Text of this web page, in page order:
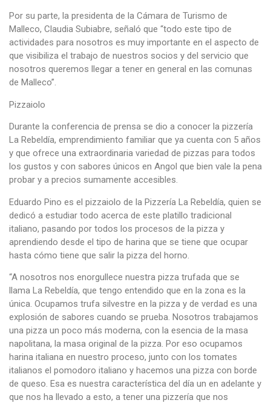
Por su parte, la presidenta de la Cámara de Turismo de
Malleco, Claudia Subiabre, señaló que “todo este tipo de
actividades para nosotros es muy importante en el aspecto de
que visibiliza el trabajo de nuestros socios y del servicio que
nosotros queremos llegar a tener en general en las comunas
de Malleco”.
Pizzaiolo
Durante la conferencia de prensa se dio a conocer la pizzería
La Rebeldía, emprendimiento familiar que ya cuenta con 5 años
y que ofrece una extraordinaria variedad de pizzas para todos
los gustos y con sabores únicos en Angol que bien vale la pena
probar y a precios sumamente accesibles.
Eduardo Pino es el pizzaiolo de la Pizzería La Rebeldía, quien se
dedicó a estudiar todo acerca de este platillo tradicional
italiano, pasando por todos los procesos de la pizza y
aprendiendo desde el tipo de harina que se tiene que ocupar
hasta cómo tiene que salir la pizza del horno.
“A nosotros nos enorgullece nuestra pizza trufada que se
llama La Rebeldía, que tengo entendido que en la zona es la
única. Ocupamos trufa silvestre en la pizza y de verdad es una
explosión de sabores cuando se prueba. Nosotros trabajamos
una pizza un poco más moderna, con la esencia de la masa
napolitana, la masa original de la pizza. Por eso ocupamos
harina italiana en nuestro proceso, junto con los tomates
italianos el pomodoro italiano y hacemos una pizza con borde
de queso. Esa es nuestra característica del día un en adelante y
que nos ha llevado a esto, a tener una pizzería que nos